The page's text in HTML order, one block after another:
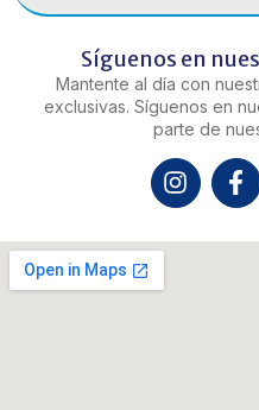
Síguenos en
Mantente al día con
exclusivas. Síguenos en
parte de